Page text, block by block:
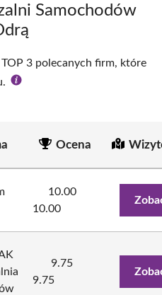
Samochodów
3 polecanych firm, które
Ocena
10.00
10.00
9.75
9.75